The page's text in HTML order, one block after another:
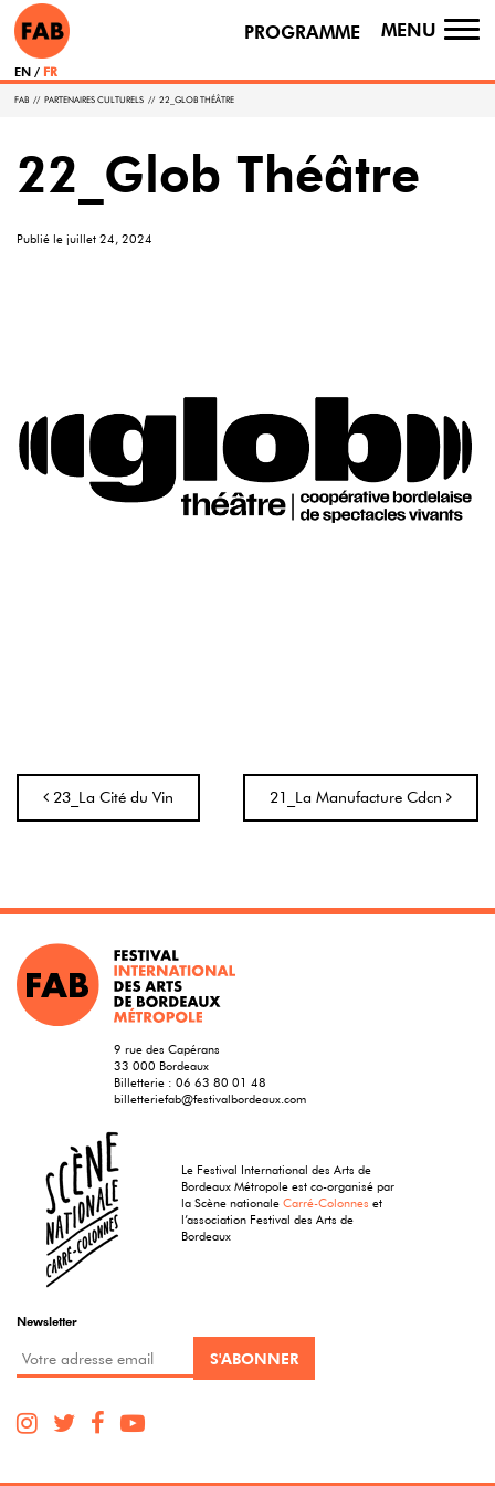
PROGRAMME MENU
EN FR
FAB // PARTENAIRES CULTURELS // 22_GLOB THÉÂTRE
22_Glob Théâtre
Publié le juillet 24, 2024
Navigation
23_La Cité du Vin 21_La Manufacture Cdcn
9 rue des Capérans
33 000 Bordeaux
Billetterie : 06 63 80 01 48
billetteriefab@festivalbordeaux.com
Le Festival International des Arts de
Bordeaux Métropole est co-organisé par
la Scène nationaleCarré-Colonnes et
l’association Festival des Arts de
Bordeaux
Newsletter